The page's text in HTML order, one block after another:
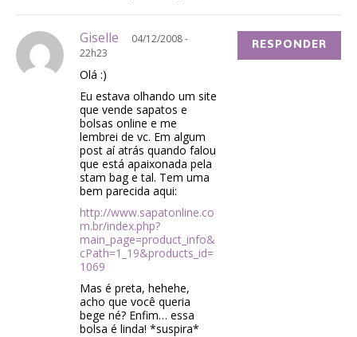
Giselle
04/12/2008 -
22h23
Olá :)
Eu estava olhando um site
que vende sapatos e
bolsas online e me
lembrei de vc. Em algum
post aí atrás quando falou
que está apaixonada pela
stam bag e tal. Tem uma
bem parecida aqui:
http://www.sapatonline.co
m.br/index.php?
main_page=product_info&
cPath=1_19&products_id=
1069
Mas é preta, hehehe,
acho que você queria
bege né? Enfim… essa
bolsa é linda! *suspira*
RESPONDER